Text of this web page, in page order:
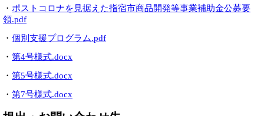
・ ポストコロナを見据えた指宿市商品開発等事業補助金公募要
領.pdf
・ 個別支援プログラム.pdf
・ 第4号様式.docx
・ 第5号様式.docx
・ 第7号様式.docx